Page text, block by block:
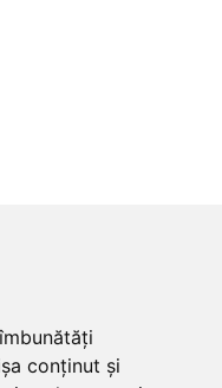
conținut și
Oakley
Alpina